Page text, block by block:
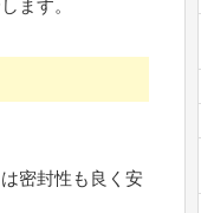
ます。
は密封性も良く安